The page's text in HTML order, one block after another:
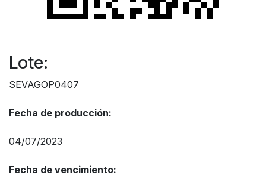
Lote:
SEVAGOP0407
Fecha de producción:
04/07/2023
Fecha de vencimiento: